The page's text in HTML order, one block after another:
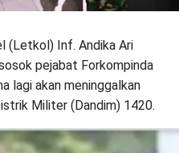
(Letkol) Inf. Andika Ari
pejabat Forkompinda
lagi akan meninggalkan
Militer (Dandim) 1420.